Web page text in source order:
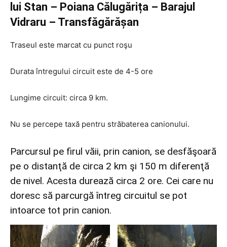
lui Stan – Poiana Călugărița – Barajul
Vidraru – Transfăgărășan
Traseul este marcat cu punct roşu
Durata întregului circuit este de 4-5 ore
Lungime circuit: circa 9 km.
Nu se percepe taxă pentru străbaterea canionului.
Parcursul pe firul văii, prin canion, se desfăşoară
pe o distanţă de circa 2 km şi 150 m diferenţă
de nivel. Acesta durează circa 2 ore. Cei care nu
doresc să parcurgă întreg circuitul se pot
intoarce tot prin canion.